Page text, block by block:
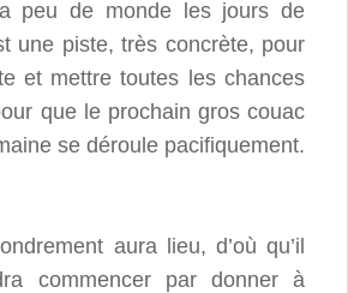
peu de monde les jours de
une piste, très concrète, pour
et mettre toutes les chances
que le prochain gros couac
se déroule pacifiquement.
aura lieu, d’où qu’il
commencer par donner à